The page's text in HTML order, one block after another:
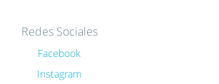
Redes Sociales
Facebook
Instagram